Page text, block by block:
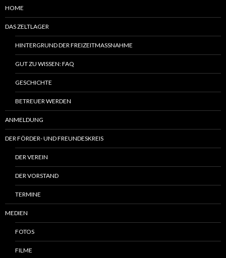
HOME
DAS ZELTLAGER
HINTERGRUND DER FREIZEITMASSNAHME
GUT ZU WISSEN: FAQ
GESCHICHTE
BETREUER WERDEN
ANMELDUNG
DER FÖRDER- UND FREUNDESKREIS
DER VEREIN
DER VORSTAND
TERMINE
MEDIEN
FOTOS
FILME